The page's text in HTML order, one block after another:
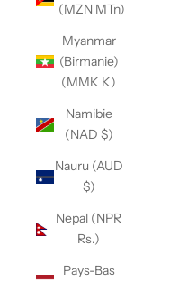
(MZN MTn)
Myanmar
(Birmanie)
(MMK K)
Namibie
(NAD $)
Nauru (AUD
$)
Nepal (NPR
Rs.)
Pays-Bas